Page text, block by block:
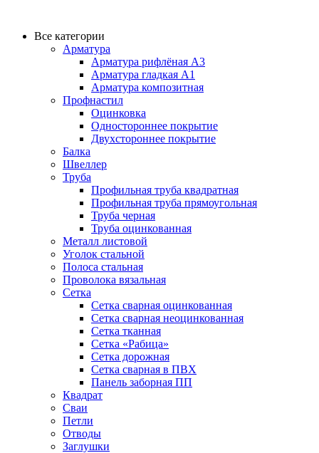
Все категории
Арматура
Арматура рифлёная А3
Арматура гладкая А1
Арматура композитная
Профнастил
Оцинковка
Одностороннее покрытие
Двухстороннее покрытие
Балка
Швеллер
Труба
Профильная труба квадратная
Профильная труба прямоугольная
Труба черная
Труба оцинкованная
Металл листовой
Уголок стальной
Полоса стальная
Проволока вязальная
Сетка
Сетка сварная оцинкованная
Сетка сварная неоцинкованная
Сетка тканная
Сетка «Рабица»
Сетка дорожная
Сетка сварная в ПВХ
Панель заборная ПП
Квадрат
Сваи
Петли
Отводы
Заглушки